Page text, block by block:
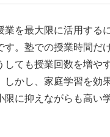
を最大限に活用するに
す。塾での授業時間だ
しても授業回数を増や
しかし、家庭学習を効
限に抑えながらも高い